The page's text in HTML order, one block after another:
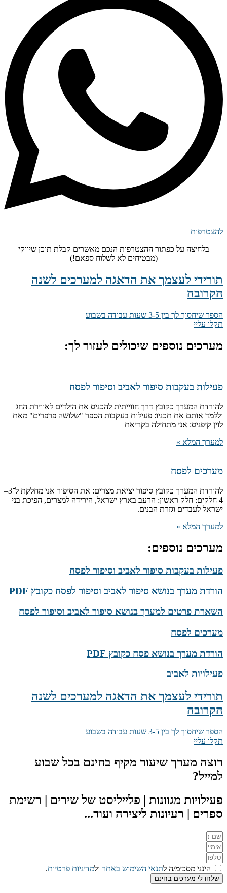
להצטרפות
בלחיצה על כפתור ההצטרפות הנכם מאשרים קבלת תוכן שיווקי
(מבטיחים לא לשלוח ספאם!)
תורידי לעצמך את הדאגה למערכים לשנה
הקרובה
הספר שיחסוך לך בין 3-5 שעות עבודה בשבוע
תקלו עליי
מערכים נוספים שיכולים לעזור לך:
פעילות בעקבות סיפור לאביב וסיפור לפסח
להורדת המערך כקובץ דרך חווייתית להכניס את הילדים לאווירת החג
וללמד אותם את תכניו: פעילות בעקבות הספר "שלושה פרפרים" מאת
לוין קיפניס: אני מתחילה בקריאת
למערך המלא »
מערכים לפסח
להורדת המערך כקובץ סיפור יציאת מצרים: את הסיפור אני מחלקת ל־3–
4 חלקים: חלק ראשון: הרעב בארץ ישראל, הירידה למצרים, הפיכת בני
ישראל לעבדים וגזרת הבנים.
למערך המלא »
מערכים נוספים:
פעילות בעקבות סיפור לאביב וסיפור לפסח
הורדת מערך בנושא סיפור לאביב וסיפור לפסח כקובץ PDF
השארת פרטים למערך בנושא סיפור לאביב וסיפור לפסח
מערכים לפסח
הורדת מערך בנושא פסח כקובץ PDF
פעילויות לאביב
תורידי לעצמך את הדאגה למערכים לשנה
הקרובה
הספר שיחסוך לך בין 3-5 שעות עבודה בשבוע
תקלו עליי
רוצה מערך שיעור מקיף בחינם בכל שבוע
למייל?
פעילויות מגוונות | פלייליסט של שירים | רשימת
ספרים | רעיונות ליצירה ועוד...
הינני מסכימ/ה לתנאי השימוש באתר ולמדיניות פרטיות.
שלחו לי מערכים בחינם